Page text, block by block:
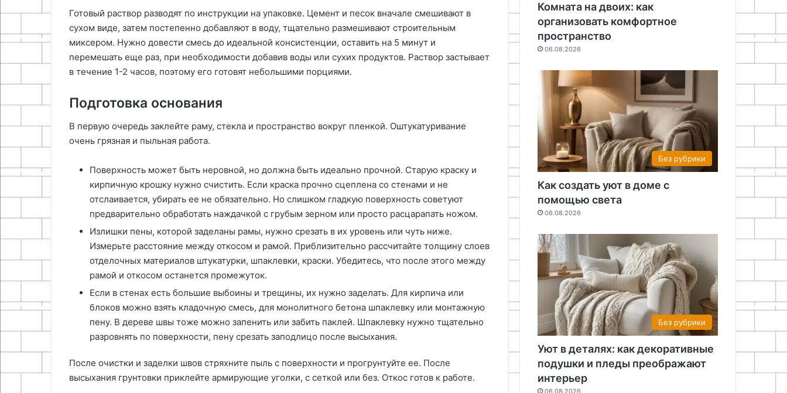
Готовый раствор разводят по инструкции на упаковке. Цемент и песок вначале смешивают в
сухом виде, затем постепенно добавляют в воду, тщательно размешивают строительным
миксером. Нужно довести смесь до идеальной консистенции, оставить на 5 минут и
перемешать еще раз, при необходимости добавив воды или сухих продуктов. Раствор застывает
в течение 1-2 часов, поэтому его готовят небольшими порциями.
Подготовка основания
В первую очередь заклейте раму, стекла и пространство вокруг пленкой. Оштукатуривание
очень грязная и пыльная работа.
Поверхность может быть неровной, но должна быть идеально прочной. Старую краску и
кирпичную крошку нужно счистить. Если краска прочно сцеплена со стенами и не
отслаивается, убирать ее не обязательно. Но слишком гладкую поверхность советуют
предварительно обработать наждачкой с грубым зерном или просто расцарапать ножом.
Излишки пены, которой заделаны рамы, нужно срезать в их уровень или чуть ниже.
Измерьте расстояние между откосом и рамой. Приблизительно рассчитайте толщину слоев
отделочных материалов штукатурки, шпаклевки, краски. Убедитесь, что после этого между
рамой и откосом останется промежуток.
Если в стенах есть большие выбоины и трещины, их нужно заделать. Для кирпича или
блоков можно взять кладочную смесь, для монолитного бетона шпаклевку или монтажную
пену. В дереве швы тоже можно запенить или забить паклей. Шпаклевку нужно тщательно
разровнять по поверхности, пену срезать заподлицо после высыхания.
После очистки и заделки швов стряхните пыль с поверхности и прогрунтуйте ее. После
высыхания грунтовки приклейте армирующие уголки, с сеткой или без. Откос готов к работе.
Комната на двоих: как
организовать комфортное
пространство
06.08.2026
Без рубрики
Как создать уют в доме с
помощью света
06.08.2026
Без рубрики
Уют в деталях: как декоративные
подушки и пледы преображают
интерьер
06.08.2026